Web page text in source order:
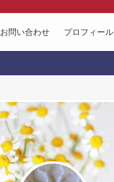
お問い合わせ プロフィール